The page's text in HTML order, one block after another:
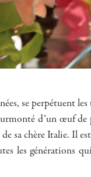
se perpétuent
d’un œuf
sa chère Italie. Il
les générations